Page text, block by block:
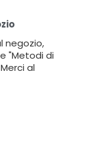
negozio,
"Metodi di
al